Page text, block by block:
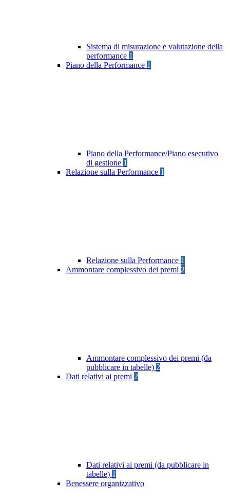
Sistema di misurazione e valutazione della
performance 1
Piano della Performance 1
Piano della Performance/Piano esecutivo
di gestione 1
Relazione sulla Performance 1
Relazione sulla Performance 1
Ammontare complessivo dei premi 2
Ammontare complessivo dei premi (da
pubblicare in tabelle) 2
Dati relativi ai premi 2
Dati relativi ai premi (da pubblicare in
tabelle) 1
Benessere organizzativo